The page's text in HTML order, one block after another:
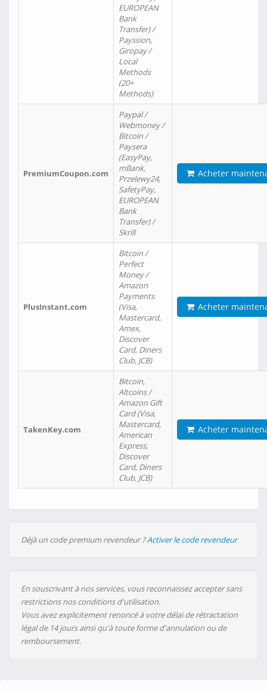
EUROPEAN
Bank
Transfer) /
Payssion,
Giropay /
Local
Methods
(20+
Methods)
PremiumCoupon.com
Paypal /
Webmoney /
Bitcoin /
Paysera
(EasyPay,
mBank,
Przelewy24,
SafetyPay,
EUROPEAN
Bank
Transfer) /
Skrill
Acheter
PlusInstant.com
Bitcoin /
Perfect
Money /
Amazon
Payments
(Visa,
Mastercard,
Amex,
Discover
Card, Diners
Club, JCB)
Acheter
TakenKey.com
Bitcoin,
Altcoins /
Amazon Gift
Card (Visa,
Mastercard,
American
Express,
Discover
Card, Diners
Club, JCB)
Acheter
Déjà un code premium revendeur ?Activer le code revendeur
En souscrivant à nos services, vous reconnaissez accepter sans
restrictions nos conditions d'utilisation.
Vous avez explicitement renoncé à votre délai de rétractation
légal de 14 jours ainsi qu'à toute forme d'annulation ou de
remboursement.